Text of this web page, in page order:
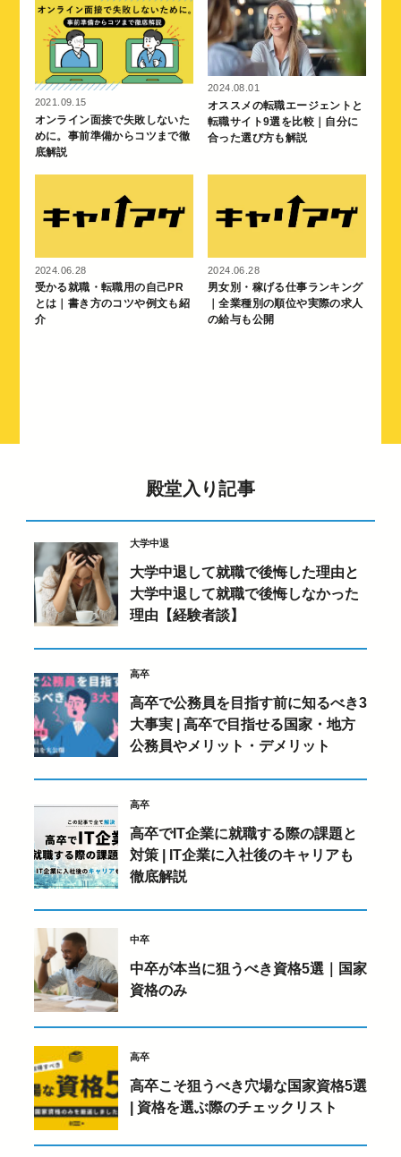
2021.09.15
オンライン面接で失敗しないた
めに。事前準備からコツまで徹
底解説
2024.08.01
オススメの転職エージェントと
転職サイト9選を比較｜自分に
合った選び方も解説
2024.06.28
受かる就職・転職用の自己PR
とは｜書き方のコツや例文も紹
介
2024.06.28
男女別・稼げる仕事ランキング
｜全業種別の順位や実際の求人
の給与も公開
殿堂入り記事